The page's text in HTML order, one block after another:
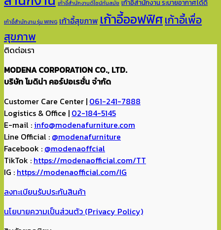
เก้าอี้สำนักงานดีไซน์ทันสมัย เก้าอี้สำนักงาน ระบายอากาศได้ดี
เก้าอี้สำนักงาน รุ่น WING เก้าอี้สุขภาพ เก้าอี้ออฟฟิศเก้าอี้เพื่อ
สุขภาพ
ติดต่อเรา
MODENA CORPORATION CO., LTD.
บริษัท โมดิน่า คอร์ปอเรชั่น จำกัด
Customer Care Center | 061-241-7888
Logistics & Office | 02-184-5145
E-mail : info@modenafurniture.com
Line Official : @modenafurniture
Facebook : @modenaoffcial
TikTok : https://modenaofficial.com/TT
IG : https://modenaofficial.com/IG
ลงทะเบียนรับประกันสินค้า
นโยบายความเป็นส่วนตัว (Privacy Policy)